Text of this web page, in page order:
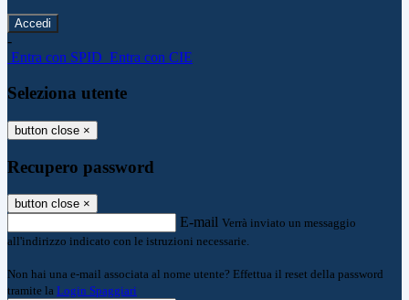
-
Entra con SPID Entra con CIE
Seleziona utente
button close ×
Recupero password
button close ×
E-mail Verrà inviato un messaggio
all'indirizzo indicato con le istruzioni necessarie.
Non hai una e-mail associata al nome utente? Effettua il reset della password
tramite la Login Spaggiari